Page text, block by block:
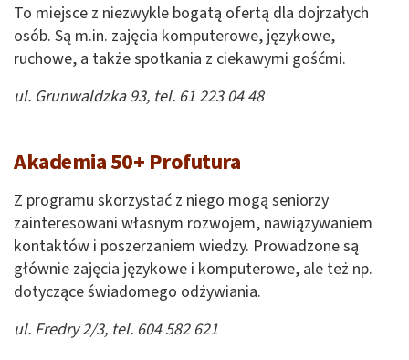
To miejsce z niezwykle bogatą ofertą dla dojrzałych
osób. Są m.in. zajęcia komputerowe, językowe,
ruchowe, a także spotkania z ciekawymi gośćmi.
ul. Grunwaldzka 93, tel. 61 223 04 48
Akademia 50+ Profutura
Z programu skorzystać z niego mogą seniorzy
zainteresowani własnym rozwojem, nawiązywaniem
kontaktów i poszerzaniem wiedzy. Prowadzone są
głównie zajęcia językowe i komputerowe, ale też np.
dotyczące świadomego odżywiania.
ul. Fredry 2/3, tel. 604 582 621